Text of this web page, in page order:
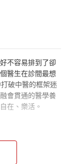
不容易排到了卻
醫生在診間最想
破中醫的框架迷
會貫通的醫學養
在、樂活。